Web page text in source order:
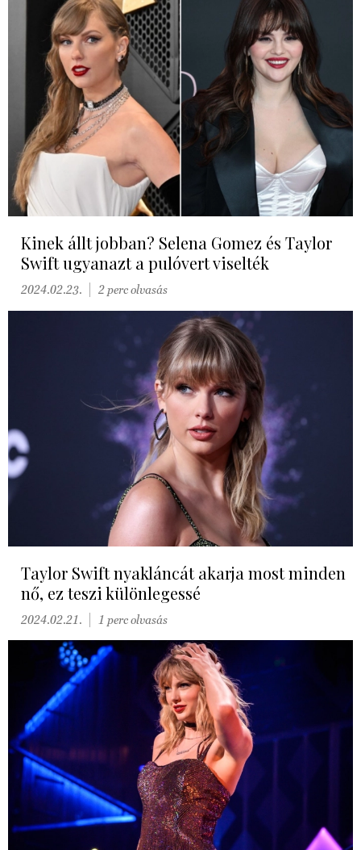
Kinek állt jobban? Selena Gomez és Taylor
Swift ugyanazt a pulóvert viselték
2024.02.23. 2 perc olvasás
Taylor Swift nyakláncát akarja most minden
nő, ez teszi különlegessé
2024.02.21. 1 perc olvasás